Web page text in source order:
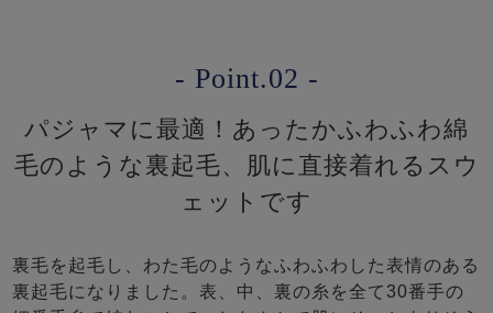
- Point.02 -
パジャマに最適！あったかふわふわ綿
毛のような裏起毛、肌に直接着れるスウ
ェットです
裏毛を起毛し、わた毛のようなふわふわした表情のある
裏起毛になりました。表、中、裏の糸を全て30番手の